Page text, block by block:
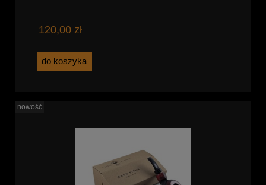
120,00 zł
do koszyka
nowość